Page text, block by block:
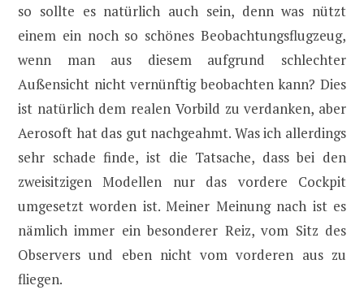
so sollte es natürlich auch sein, denn was nützt
einem ein noch so schönes Beobachtungsflugzeug,
wenn man aus diesem aufgrund schlechter
Außensicht nicht vernünftig beobachten kann? Dies
ist natürlich dem realen Vorbild zu verdanken, aber
Aerosoft hat das gut nachgeahmt. Was ich allerdings
sehr schade finde, ist die Tatsache, dass bei den
zweisitzigen Modellen nur das vordere Cockpit
umgesetzt worden ist. Meiner Meinung nach ist es
nämlich immer ein besonderer Reiz, vom Sitz des
Observers und eben nicht vom vorderen aus zu
fliegen.